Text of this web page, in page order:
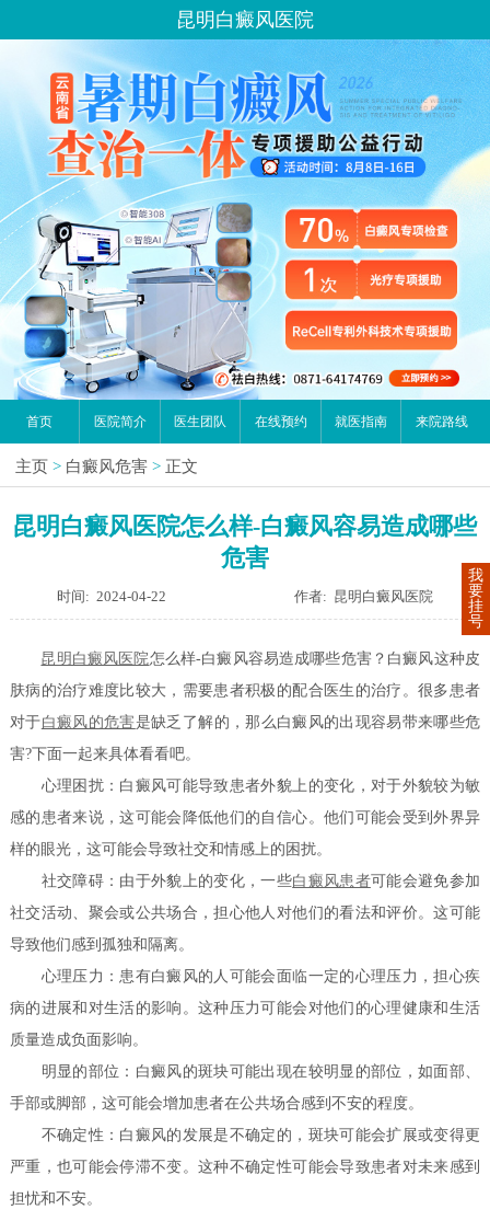
昆明白癜风医院
首页 医院简介 医生团队 在线预约 就医指南 来院路线
主页 > 白癜风危害 > 正文
昆明白癜风医院怎么样-白癜风容易造成哪些
危害
时间: 2024-04-22 作者: 昆明白癜风医院
昆明白癜风医院怎么样-白癜风容易造成哪些危害？白癜风这种皮
肤病的治疗难度比较大，需要患者积极的配合医生的治疗。很多患者
对于白癜风的危害是缺乏了解的，那么白癜风的出现容易带来哪些危
害?下面一起来具体看看吧。
心理困扰：白癜风可能导致患者外貌上的变化，对于外貌较为敏
感的患者来说，这可能会降低他们的自信心。他们可能会受到外界异
样的眼光，这可能会导致社交和情感上的困扰。
社交障碍：由于外貌上的变化，一些白癜风患者可能会避免参加
社交活动、聚会或公共场合，担心他人对他们的看法和评价。这可能
导致他们感到孤独和隔离。
心理压力：患有白癜风的人可能会面临一定的心理压力，担心疾
病的进展和对生活的影响。这种压力可能会对他们的心理健康和生活
质量造成负面影响。
明显的部位：白癜风的斑块可能出现在较明显的部位，如面部、
手部或脚部，这可能会增加患者在公共场合感到不安的程度。
不确定性：白癜风的发展是不确定的，斑块可能会扩展或变得更
严重，也可能会停滞不变。这种不确定性可能会导致患者对未来感到
担忧和不安。
我
要
挂
号